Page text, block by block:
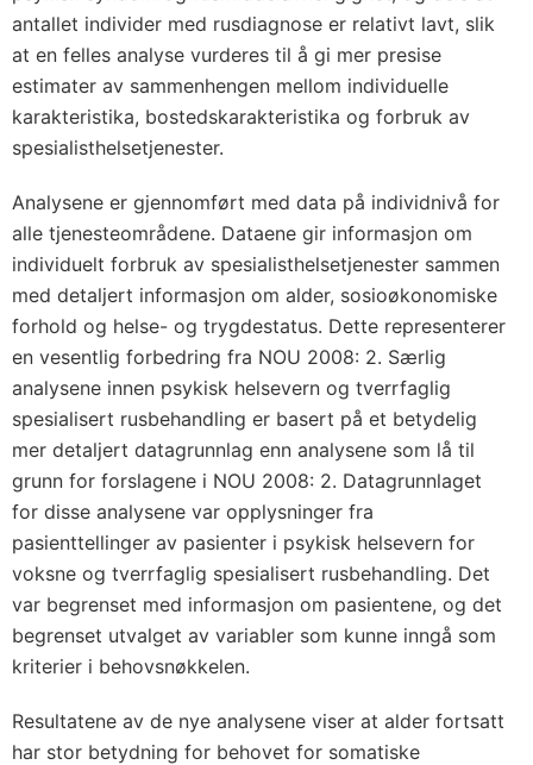
antallet individer med rusdiagnose er relativt lavt, slik
at en felles analyse vurderes til å gi mer presise
estimater av sammenhengen mellom individuelle
karakteristika, bostedskarakteristika og forbruk av
spesialisthelsetjenester.
Analysene er gjennomført med data på individnivå for
alle tjenesteområdene. Dataene gir informasjon om
individuelt forbruk av spesialisthelsetjenester sammen
med detaljert informasjon om alder, sosioøkonomiske
forhold og helse- og trygdestatus. Dette representerer
en vesentlig forbedring fra NOU 2008: 2. Særlig
analysene innen psykisk helsevern og tverrfaglig
spesialisert rusbehandling er basert på et betydelig
mer detaljert datagrunnlag enn analysene som lå til
grunn for forslagene i NOU 2008: 2. Datagrunnlaget
for disse analysene var opplysninger fra
pasienttellinger av pasienter i psykisk helsevern for
voksne og tverrfaglig spesialisert rusbehandling. Det
var begrenset med informasjon om pasientene, og det
begrenset utvalget av variabler som kunne inngå som
kriterier i behovsnøkkelen.
Resultatene av de nye analysene viser at alder fortsatt
har stor betydning for behovet for somatiske